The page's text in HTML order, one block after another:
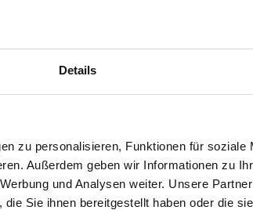
Details
zu personalisieren, Funktionen für soziale
Außerdem geben wir Informationen zu
und Analysen weiter. Unsere
Sie ihnen bereitgestellt haben oder die
VERSAND!
IN UNSEREM SHOP WERDEN
POLENS KOSTENLOS PER
SEE MORE